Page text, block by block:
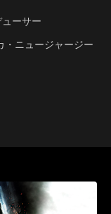
ーサー
・ニュージャージー